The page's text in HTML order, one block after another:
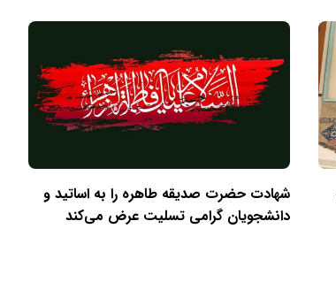
شهادت حضرت صدیقه طاهره را به اساتید و
دانشجویان گرامی تسلیت عرض می‌کند